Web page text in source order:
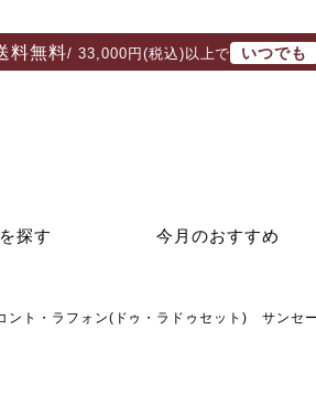
料無料/ 33,000円(税込)以上で いつでも
探す 今月のおすすめ
ント・ラフォン(ドゥ・ラドゥセット) サン